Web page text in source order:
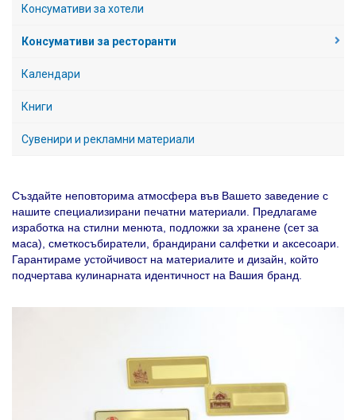
Консумативи за хотели
Консумативи за ресторанти
Календари
Книги
Сувенири и рекламни материали
Създайте неповторима атмосфера във Вашето заведение с
нашите специализирани печатни материали. Предлагаме
изработка на стилни менюта, подложки за хранене (сет за
маса), сметкосъбиратели, брандирани салфетки и аксесоари.
Гарантираме устойчивост на материалите и дизайн, който
подчертава кулинарната идентичност на Вашия бранд.